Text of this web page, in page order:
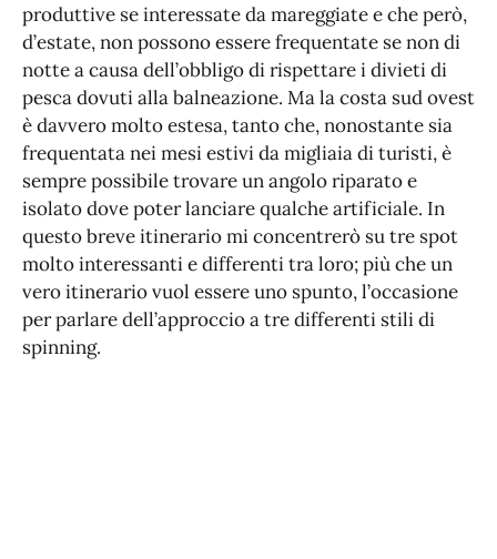
produttive se interessate da mareggiate e che però,
d’estate, non possono essere frequentate se non di
notte a causa dell’obbligo di rispettare i divieti di
pesca dovuti alla balneazione. Ma la costa sud ovest
è davvero molto estesa, tanto che, nonostante sia
frequentata nei mesi estivi da migliaia di turisti, è
sempre possibile trovare un angolo riparato e
isolato dove poter lanciare qualche artificiale. In
questo breve itinerario mi concentrerò su tre spot
molto interessanti e differenti tra loro; più che un
vero itinerario vuol essere uno spunto, l’occasione
per parlare dell’approccio a tre differenti stili di
spinning.